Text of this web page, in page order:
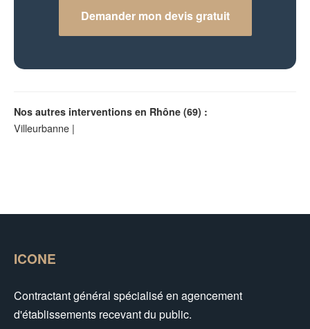
Demander mon devis gratuit
Nos autres interventions en Rhône (69) :
Villeurbanne |
ICONE
Contractant général spécialisé en agencement
d'établissements recevant du public.